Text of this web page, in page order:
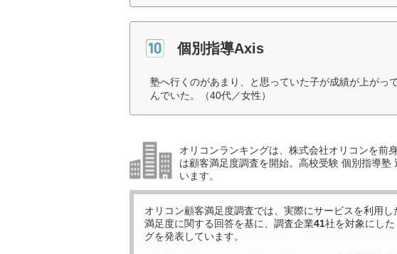
個別指導Axis
塾へ行くのがあまり、と思っていた子が成績が上がっ
んでいた。（40代／女性）
オリコンランキングは、株式会社オリコンを前
は顧客満足度調査を開始。高校受験 個別指導
います。
オリコン顧客満足度調査では、実際にサービスを利用し
満足度に関する回答を基に、調査企業41社を対象にした
グを発表しています。